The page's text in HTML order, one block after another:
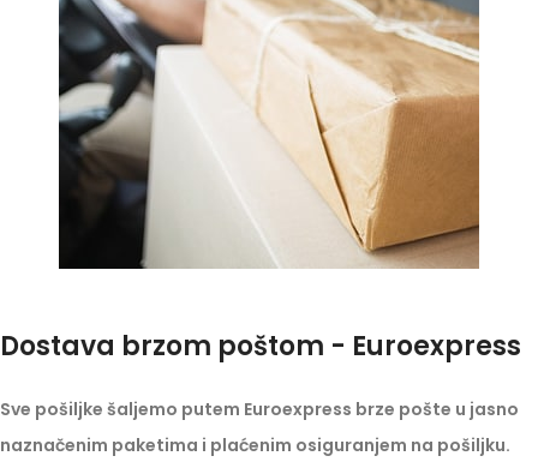
Dostava brzom poštom - Euroexpress
Sve pošiljke šaljemo putem Euroexpress brze pošte u jasno
naznačenim paketima i plaćenim osiguranjem na pošiljku.